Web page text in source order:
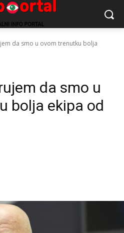
da smo u ovom trenutku bolja
da smo u
bolja ekipa od